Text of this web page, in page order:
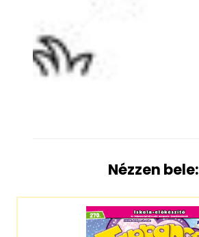
Nézzen bele: